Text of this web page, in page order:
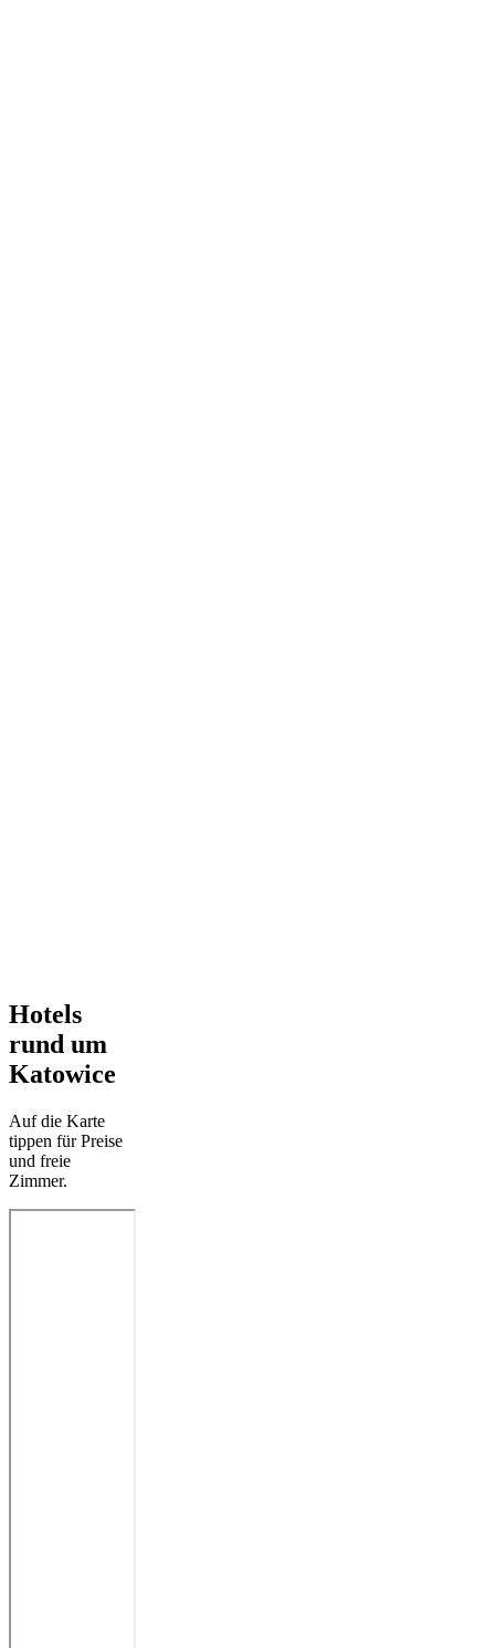
Hotels
rund um
Katowice
Auf die Karte
tippen für Preise
und freie
Zimmer.